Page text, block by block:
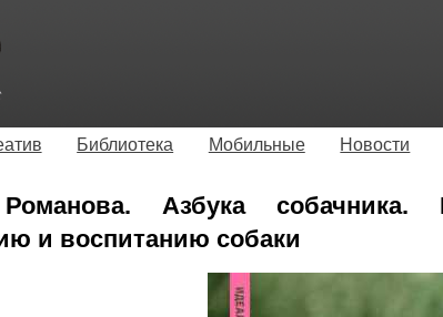
Библиотека Мобильные Новости
Азбука собачника.
и воспитанию собаки